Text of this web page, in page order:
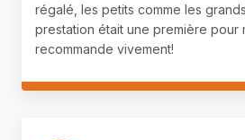
régalé, les petits comme les
prestation était une première pour
recommande vivement!